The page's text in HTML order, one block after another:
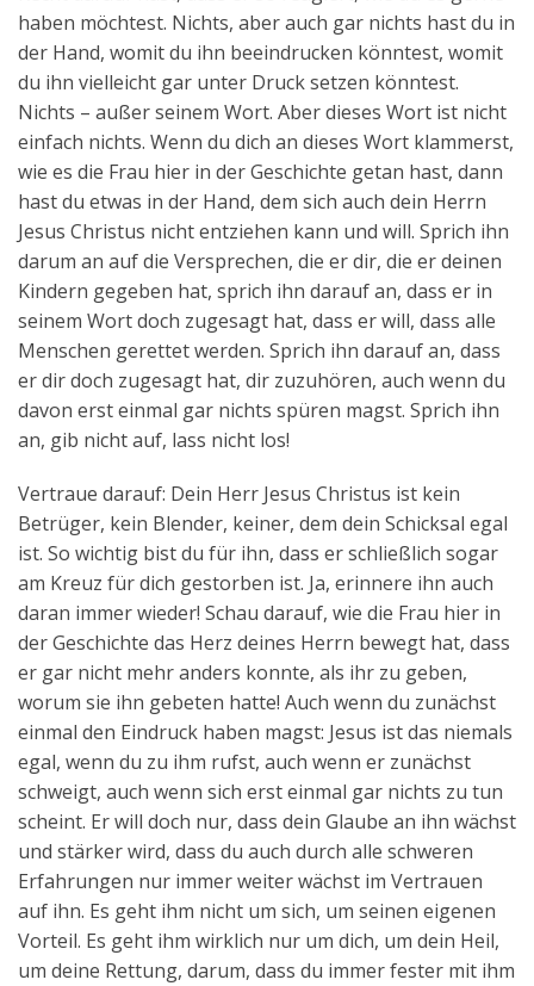
haben möchtest. Nichts, aber auch gar nichts hast du in
der Hand, womit du ihn beeindrucken könntest, womit
du ihn vielleicht gar unter Druck setzen könntest.
Nichts – außer seinem Wort. Aber dieses Wort ist nicht
einfach nichts. Wenn du dich an dieses Wort klammerst,
wie es die Frau hier in der Geschichte getan hast, dann
hast du etwas in der Hand, dem sich auch dein Herrn
Jesus Christus nicht entziehen kann und will. Sprich ihn
darum an auf die Versprechen, die er dir, die er deinen
Kindern gegeben hat, sprich ihn darauf an, dass er in
seinem Wort doch zugesagt hat, dass er will, dass alle
Menschen gerettet werden. Sprich ihn darauf an, dass
er dir doch zugesagt hat, dir zuzuhören, auch wenn du
davon erst einmal gar nichts spüren magst. Sprich ihn
an, gib nicht auf, lass nicht los!
Vertraue darauf: Dein Herr Jesus Christus ist kein
Betrüger, kein Blender, keiner, dem dein Schicksal egal
ist. So wichtig bist du für ihn, dass er schließlich sogar
am Kreuz für dich gestorben ist. Ja, erinnere ihn auch
daran immer wieder! Schau darauf, wie die Frau hier in
der Geschichte das Herz deines Herrn bewegt hat, dass
er gar nicht mehr anders konnte, als ihr zu geben,
worum sie ihn gebeten hatte! Auch wenn du zunächst
einmal den Eindruck haben magst: Jesus ist das niemals
egal, wenn du zu ihm rufst, auch wenn er zunächst
schweigt, auch wenn sich erst einmal gar nichts zu tun
scheint. Er will doch nur, dass dein Glaube an ihn wächst
und stärker wird, dass du auch durch alle schweren
Erfahrungen nur immer weiter wächst im Vertrauen
auf ihn. Es geht ihm nicht um sich, um seinen eigenen
Vorteil. Es geht ihm wirklich nur um dich, um dein Heil,
um deine Rettung, darum, dass du immer fester mit ihm